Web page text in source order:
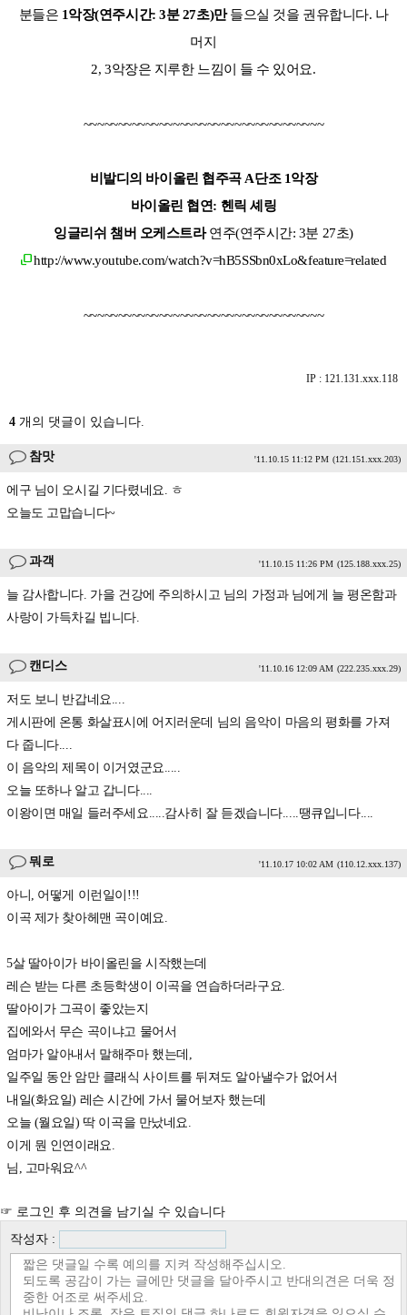
분들은 1악장(연주시간: 3분 27초)만들으실 것을 권유합니다. 나
머지
2, 3악장은 지루한 느낌이 들 수 있어요.
~~~~~~~~~~~~~~~~~~~~~~~~~~~~~~~~~~~
비발디의 바이올린 협주곡 A단조 1악장
바이올린 협연: 헨릭 셰링
잉글리쉬 챔버 오케스트라연주(연주시간: 3분 27초)
http://www.youtube.com/watch?v=hB5SSbn0xLo&feature=related
~~~~~~~~~~~~~~~~~~~~~~~~~~~~~~~~~~~
IP : 121.131.xxx.118
4 개의 댓글이 있습니다.
참맛 '11.10.15 11:12 PM (121.151.xxx.203)
에구 님이 오시길 기다렸네요. ㅎ
오늘도 고맙습니다~
과객 '11.10.15 11:26 PM (125.188.xxx.25)
늘 감사합니다. 가을 건강에 주의하시고 님의 가정과 님에게 늘 평온함과
사랑이 가득차길 빕니다.
캔디스 '11.10.16 12:09 AM (222.235.xxx.29)
저도 보니 반갑네요....
게시판에 온통 화살표시에 어지러운데 님의 음악이 마음의 평화를 가져
다 줍니다....
이 음악의 제목이 이거였군요.....
오늘 또하나 알고 갑니다....
이왕이면 매일 들러주세요.....감사히 잘 듣겠습니다.....땡큐입니다....
뭐로 '11.10.17 10:02 AM (110.12.xxx.137)
아니, 어떻게 이런일이!!!
이곡 제가 찾아헤맨 곡이예요.
5살 딸아이가 바이올린을 시작했는데
레슨 받는 다른 초등학생이 이곡을 연습하더라구요.
딸아이가 그곡이 좋았는지
집에와서 무슨 곡이냐고 물어서
엄마가 알아내서 말해주마 했는데,
일주일 동안 암만 클래식 사이트를 뒤져도 알아낼수가 없어서
내일(화요일) 레슨 시간에 가서 물어보자 했는데
오늘 (월요일) 딱 이곡을 만났네요.
이게 뭔 인연이래요.
님, 고마워요^^
☞ 로그인 후 의견을 남기실 수 있습니다
작성자 :